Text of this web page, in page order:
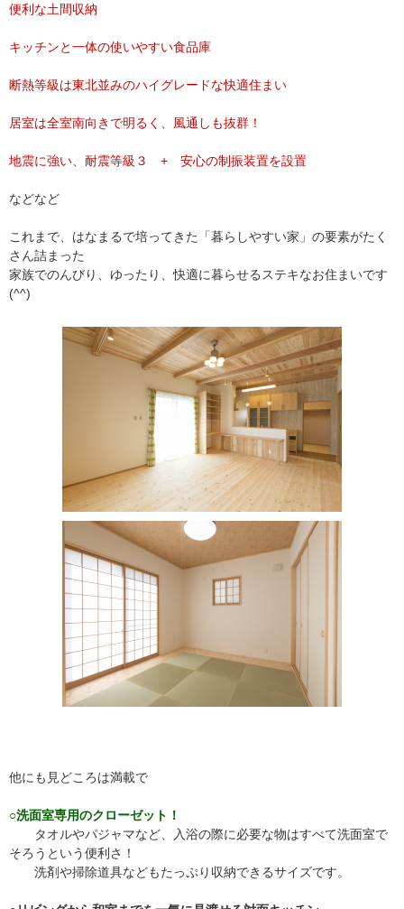
便利な土間収納
キッチンと一体の使いやすい食品庫
断熱等級は東北並みのハイグレードな快適住まい
居室は全室南向きで明るく、風通しも抜群！
地震に強い、耐震等級３ + 安心の制振装置を設置
などなど
これまで、はなまるで培ってきた「暮らしやすい家」の要素がたく
さん詰まった
家族でのんびり、ゆったり、快適に暮らせるステキなお住まいです
(^^)
他にも見どころは満載で
○洗面室専用のクローゼット！
タオルやパジャマなど、入浴の際に必要な物はすべて洗面室で
そろうという便利さ！
洗剤や掃除道具などもたっぷり収納できるサイズです。